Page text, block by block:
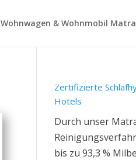
Wohnwagen & Wohnmobil
Zertifizierte
Hotels
Durch unser
bis zu 93,3 %